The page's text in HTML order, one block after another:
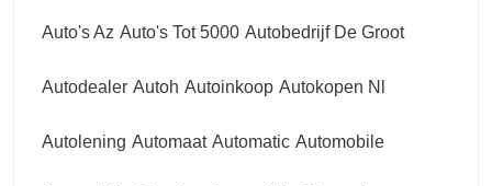
Auto's Az Auto's Tot 5000 Autobedrijf De Groot
Autodealer Autoh Autoinkoop Autokopen Nl
Autolening Automaat Automatic Automobile